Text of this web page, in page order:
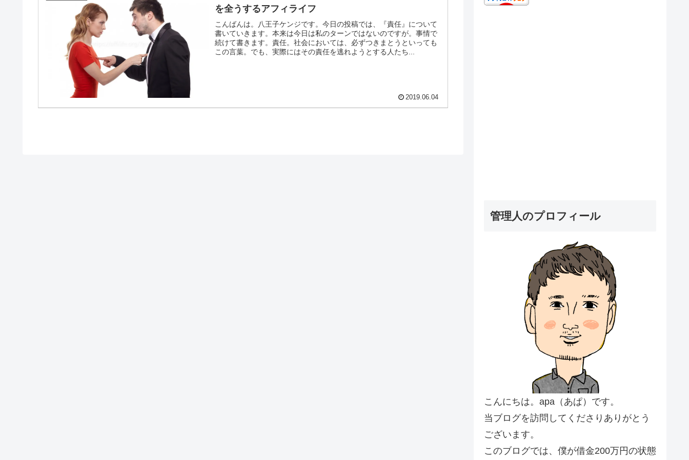
を全うするアフィライフ
こんばんは。八王子ケンジです。今日の投稿では、『責任』について
書いていきます。本来は今日は私のターンではないのですが。事情で
続けて書きます。責任。社会においては、必ずつきまとうといっても
この言葉。でも、実際にはその責任を逃れようとする人たち...
2019.06.04
管理人のプロフィール
こんにちは。apa（あぱ）です。
当ブログを訪問してくださりありがとう
ございます。
このブログでは、僕が借金200万円の状態